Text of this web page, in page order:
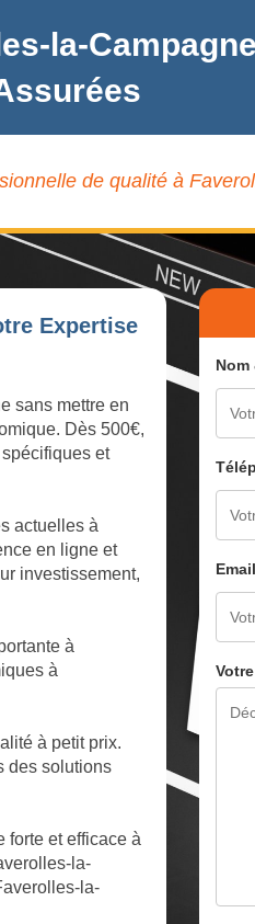
la-
de qualité à
Expertise
sans mettre en
Dès 500€,
et
actuelles à
en ligne et
investissement,
à
à
à petit prix.
des solutions
forte et efficace à
la-
la-
Nom
Email